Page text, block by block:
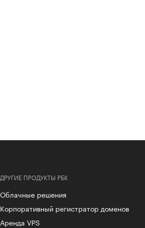
ДРУГИЕ ПРОДУКТЫ РБК
Облачные решения
Корпоративный регистратор доменов
Аренда VPS